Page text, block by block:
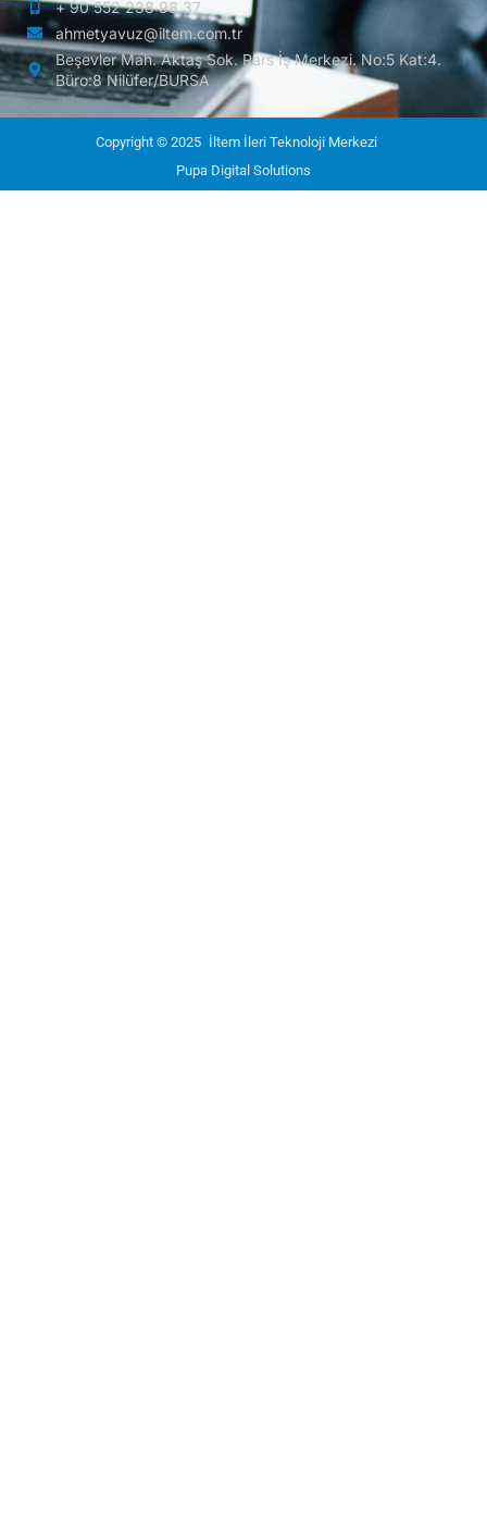
+ 90 552 238 98 37
ahmetyavuz@iltem.com.tr
Beşevler Mah. Aktaş Sok. Pars İş Merkezi. No:5 Kat:4.
Büro:8 Nilüfer/BURSA
Copyright © 2025 İltem İleri Teknoloji Merkezi
Pupa Digital Solutions